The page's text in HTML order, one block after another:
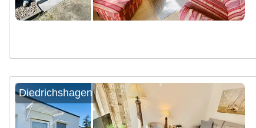
Diedrichshagen